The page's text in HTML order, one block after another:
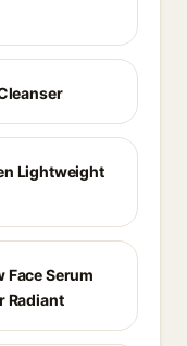
Lightweight
Face Serum
Radiant